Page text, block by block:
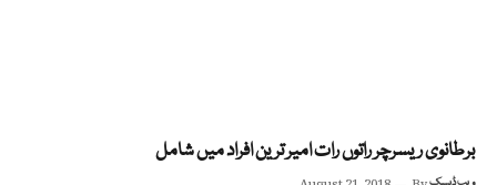
برطانوی ریسرچر راتوں رات امیر ترین افراد میں شامل